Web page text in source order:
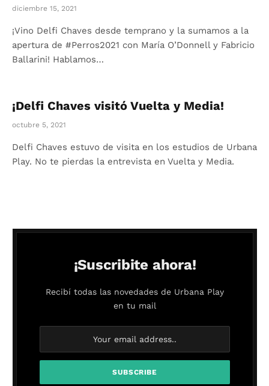
diciembre 15, 2021
¡Vino Delfi Chaves desde temprano y la sumamos a la
apertura de #Perros2021 con María O’Donnell y Fabricio
Ballarini! Hablamos…
¡Delfi Chaves visitó Vuelta y Media!
octubre 5, 2021
Delfi Chaves estuvo de visita en los estudios de Urbana
Play. No te pierdas la entrevista en Vuelta y Media.
¡Suscribite ahora!
Recibí todas las novedades de Urbana Play
en tu mail